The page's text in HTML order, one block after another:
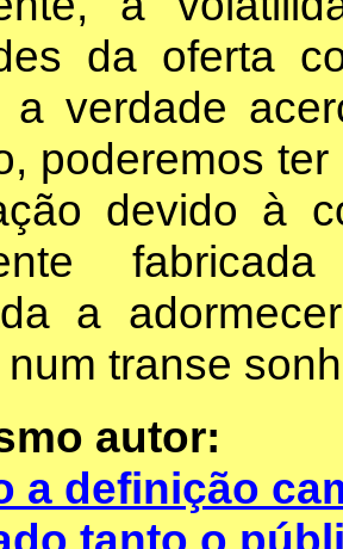
da oferta
a verdade
poderemos
devido à
a
transe
autor:
a definição
tanto o